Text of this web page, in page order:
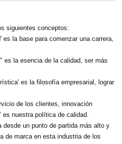
siguientes conceptos:
la base para comenzar una carrera,
es la esencia de la calidad, ser más
es la filosofía empresarial, lograr
de los clientes, innovación
nuestra política de calidad.
desde un punto de partida más alto y
de marca en esta industria de los